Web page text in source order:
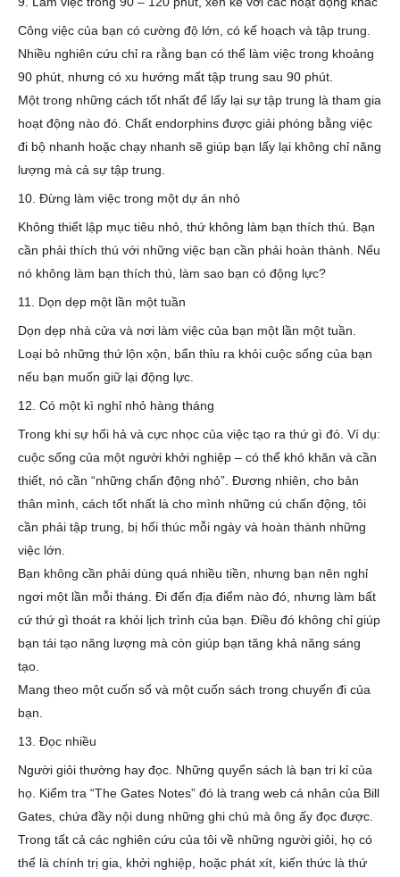
Công việc của bạn có cường độ lớn, có kế hoạch và tập trung.
Nhiều nghiên cứu chỉ ra rằng bạn có thể làm việc trong khoảng
90 phút, nhưng có xu hướng mất tập trung sau 90 phút.
Một trong những cách tốt nhất để lấy lại sự tập trung là tham gia
hoạt động nào đó. Chất endorphins được giải phóng bằng việc
đi bộ nhanh hoặc chạy nhanh sẽ giúp bạn lấy lại không chỉ năng
lượng mà cả sự tập trung.
10. Đừng làm việc trong một dự án nhỏ
Không thiết lập mục tiêu nhỏ, thứ không làm bạn thích thú. Bạn
cần phải thích thú với những việc bạn cần phải hoàn thành. Nếu
nó không làm bạn thích thú, làm sao bạn có động lực?
11. Dọn dẹp một lần một tuần
Dọn dẹp nhà cửa và nơi làm việc của bạn một lần một tuần.
Loại bỏ những thứ lộn xộn, bẩn thỉu ra khỏi cuộc sống của bạn
nếu bạn muốn giữ lại động lực.
12. Có một kì nghỉ nhỏ hàng tháng
Trong khi sự hối hả và cực nhọc của việc tạo ra thứ gì đó. Ví dụ:
cuộc sống của một người khởi nghiệp – có thể khó khăn và cần
thiết, nó cần “những chấn động nhỏ”. Đương nhiên, cho bản
thân mình, cách tốt nhất là cho mình những cú chấn động, tôi
cần phải tập trung, bị hối thúc mỗi ngày và hoàn thành những
việc lớn.
Bạn không cần phải dùng quá nhiều tiền, nhưng bạn nên nghỉ
ngơi một lần mỗi tháng. Đi đến địa điểm nào đó, nhưng làm bất
cứ thứ gì thoát ra khỏi lịch trình của bạn. Điều đó không chỉ giúp
bạn tái tạo năng lượng mà còn giúp bạn tăng khả năng sáng
tạo.
Mang theo một cuốn sổ và một cuốn sách trong chuyến đi của
bạn.
13. Đọc nhiều
Người giỏi thường hay đọc. Những quyển sách là bạn tri kỉ của
họ. Kiểm tra “The Gates Notes” đó là trang web cá nhân của Bill
Gates, chứa đầy nội dung những ghi chú mà ông ấy đọc được.
Trong tất cả các nghiên cứu của tôi về những người giỏi, họ có
thể là chính trị gia, khởi nghiệp, hoặc phát xít, kiến thức là thứ